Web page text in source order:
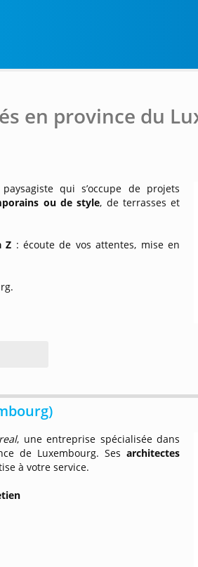
en province du
qui s’occupe de projets
ou de style, de terrasses et
Z : écoute de vos attentes, mise en
, une entreprise spécialisée dans
de Luxembourg. Sesarchitectes
à votre service.